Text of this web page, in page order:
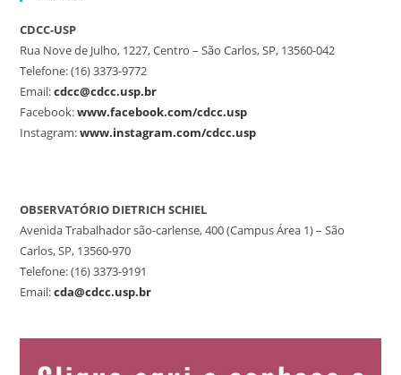
CDCC-USP
Rua Nove de Julho, 1227, Centro – São Carlos, SP, 13560-042
Telefone: (16) 3373-9772
Email:cdcc@cdcc.usp.br
Facebook:www.facebook.com/cdcc.usp
Instagram:www.instagram.com/cdcc.usp
OBSERVATÓRIO DIETRICH SCHIEL
Avenida Trabalhador são-carlense, 400 (Campus Área 1) – São
Carlos, SP, 13560-970
Telefone: (16) 3373-9191
Email:cda@cdcc.usp.br